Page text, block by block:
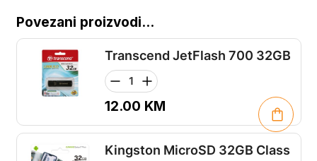
Povezani proizvodi...
Transcend JetFlash 700 32GB
12.00 KM
Kingston MicroSD 32GB Class